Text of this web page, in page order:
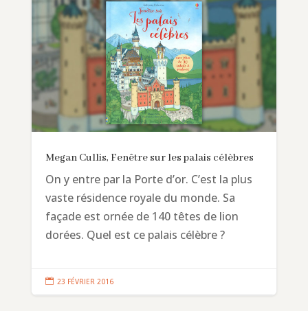
Megan Cullis, Fenêtre sur les palais célèbres
On y entre par la Porte d’or. C’est la plus
vaste résidence royale du monde. Sa
façade est ornée de 140 têtes de lion
dorées. Quel est ce palais célèbre ?
 23 FÉVRIER 2016